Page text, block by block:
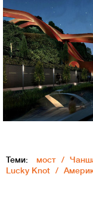
Теми: мост
Lucky Knot